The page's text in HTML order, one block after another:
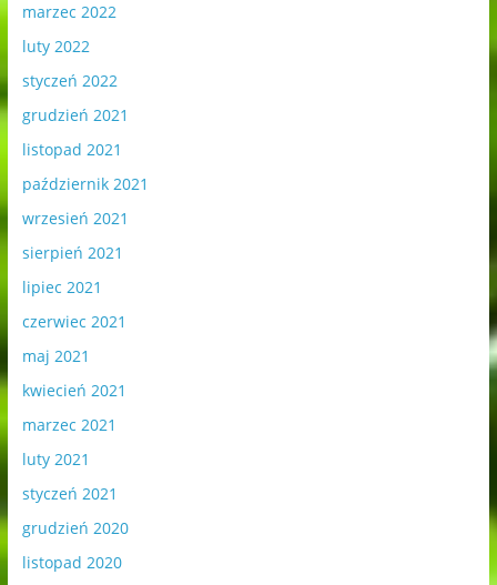
marzec 2022
luty 2022
styczeń 2022
grudzień 2021
listopad 2021
październik 2021
wrzesień 2021
sierpień 2021
lipiec 2021
czerwiec 2021
maj 2021
kwiecień 2021
marzec 2021
luty 2021
styczeń 2021
grudzień 2020
listopad 2020